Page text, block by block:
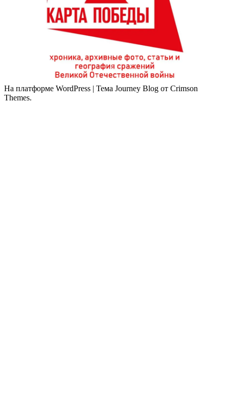
На платформе WordPress | Тема Journey Blog от Crimson
Themes.